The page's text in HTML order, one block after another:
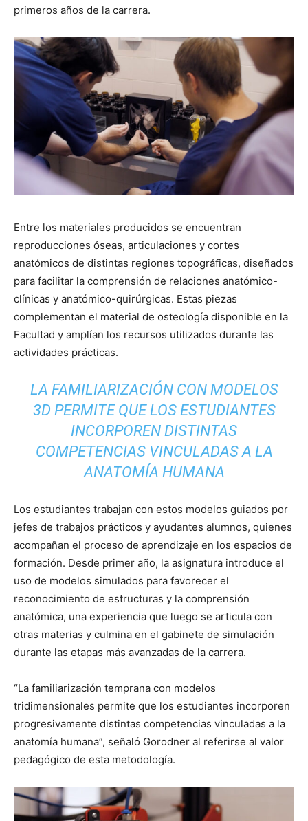
primeros años de la carrera.
Entre los materiales producidos se encuentran
reproducciones óseas, articulaciones y cortes
anatómicos de distintas regiones topográficas, diseñados
para facilitar la comprensión de relaciones anatómico-
clínicas y anatómico-quirúrgicas. Estas piezas
complementan el material de osteología disponible en la
Facultad y amplían los recursos utilizados durante las
actividades prácticas.
LA FAMILIARIZACIÓN CON MODELOS
3D PERMITE QUE LOS ESTUDIANTES
INCORPOREN DISTINTAS
COMPETENCIAS VINCULADAS A LA
ANATOMÍA HUMANA
Los estudiantes trabajan con estos modelos guiados por
jefes de trabajos prácticos y ayudantes alumnos, quienes
acompañan el proceso de aprendizaje en los espacios de
formación. Desde primer año, la asignatura introduce el
uso de modelos simulados para favorecer el
reconocimiento de estructuras y la comprensión
anatómica, una experiencia que luego se articula con
otras materias y culmina en el gabinete de simulación
durante las etapas más avanzadas de la carrera.
“La familiarización temprana con modelos
tridimensionales permite que los estudiantes incorporen
progresivamente distintas competencias vinculadas a la
anatomía humana”, señaló Gorodner al referirse al valor
pedagógico de esta metodología.